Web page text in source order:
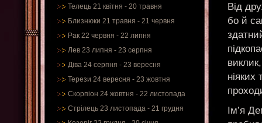
Телець 21 квітня - 20 травня
Близнюки 21 травня - 21 червня
Рак 22 червня - 22 липня
Лев 23 липня - 23 серпня
Діва 24 серпня - 23 вересня
Терези 24 вересня - 23 жовтня
Скорпіон 24 жовтня - 22 листопада
Стрілець 23 листопада - 21 грудня
Від
бо й
ніяких
Ім’я